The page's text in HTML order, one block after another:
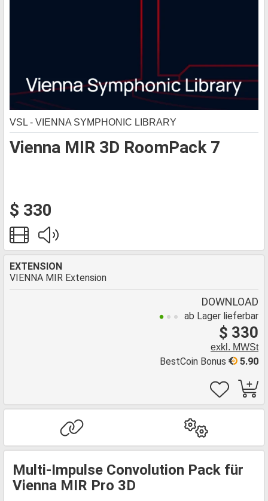
Vienna MIR 3D RoomPack 7
VSL - VIENNA SYMPHONIC LIBRARY
$ 330
EXTENSION
VIENNA MIR Extension
DOWNLOAD
ab Lager lieferbar
$ 330
exkl. MWSt
5.90
BestCoin Bonus
Multi-Impulse Convolution Pack für
Vienna MIR Pro 3D